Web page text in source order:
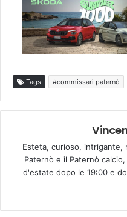
Tags #commissari paternò
Esteta, curioso, intrigante,
Paternò e il Paternò
d'estate dopo le 19:00 e